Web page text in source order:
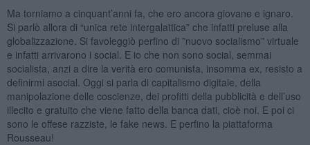
Ma torniamo a cinquant’anni fa, che ero ancora giovane e ignaro.
Si parlò allora di “unica rete intergalattica” che infatti preluse alla
globalizzazione. Si favoleggiò perfino di ”nuovo socialismo” virtuale
e infatti arrivarono i social. E io che non sono social, semmai
socialista, anzi a dire la verità ero comunista, insomma ex, resisto a
definirmi asocial. Oggi si parla di capitalismo digitale, della
manipolazione delle coscienze, dei profitti della pubblicità e dell’uso
illecito e gratuito che viene fatto della banca dati, cioè noi. E poi ci
sono le offese razziste, le fake news. E perfino la piattaforma
Rousseau!